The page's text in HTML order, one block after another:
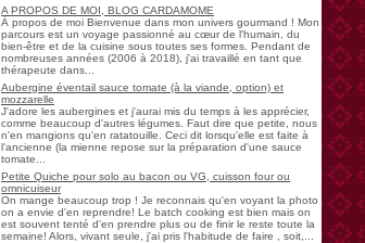
A PROPOS DE MOI, BLOG CARDAMOME
À propos de moi Bienvenue dans mon univers gourmand ! Mon
parcours est un voyage passionné au cœur de l'humain, du
bien-être et de la cuisine sous toutes ses formes. Pendant de
nombreuses années (2006 à 2018), j'ai travaillé en tant que
thérapeute dans...
Aubergine éventail sauce tomate (à la viande, option) et
mozzarelle
J'adore les aubergines et j'aurai mis du temps à les apprécier,
comme beaucoup d'autres légumes. Faut dire que petite, nous
n'en mangions qu'en ratatouille. Ceci dit lorsqu'elle est faite à
l'ancienne (la mienne repose sur la préparation d'une sauce
tomate...
Petite Quiche pour solo au bacon ou VG, cuisson four ou
omnicuiseur
On mange beaucoup trop ! Je reconnais qu'en voyant la photo
on a envie d'en reprendre! Le batch cooking est bien mais on
est souvent tenté d'en prendre plus ou de finir le reste toute la
semaine! Alors, vivant seule, j'ai pris l'habitude de faire , soit,...